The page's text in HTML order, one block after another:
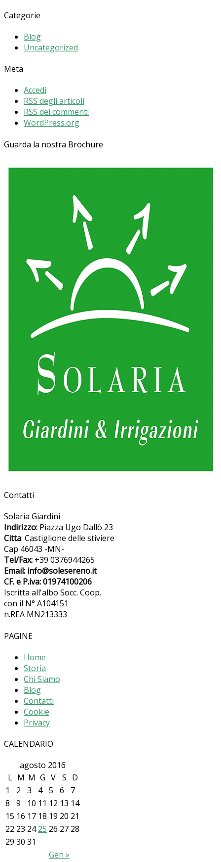
Categorie
Blog
Uncategorized
Meta
Accedi
RSS degli articoli
RSS dei commenti
WordPress.org
Guarda la nostra Brochure
Contatti
Solaria Giardini
Indirizzo: Piazza Ugo Dallò 23
Citta: Castiglione delle stiviere
Cap 46043 -MN-
Tel/Fax: +39 0376944265
Email: info@solesereno.it
CF. e P.iva: 01974100206
Iscritta all'albo Socc. Coop.
con il N° A104151
n.REA MN213333
PAGINE
Home
Storia
Chi Siamo
Blog
Contatti
Cookie
Privacy
CALENDARIO
agosto 2016
L M M G V S D
Gen »
1 2 3 4 5 6
7
8
9 10 11 12 13 14
15 16 17 18 19 20 21
22 23 24 25 26 27 28
29 30 31